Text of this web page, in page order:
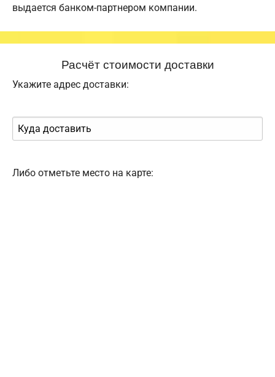
выдается банком-партнером компании.
Расчёт стоимости доставки
Укажите адрес доставки:
Либо отметьте место на карте: